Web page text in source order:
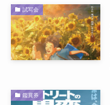
試写会
鑑賞券